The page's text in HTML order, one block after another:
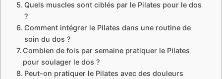
Quels muscles sont ciblés par le Pilates pour le dos
?
Comment intégrer le Pilates dans une routine de
soin du dos ?
Combien de fois par semaine pratiquer le Pilates
pour soulager le dos ?
Peut-on pratiquer le Pilates avec des douleurs